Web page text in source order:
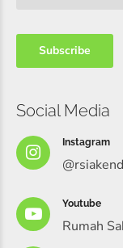
Social Media
Instagram
Youtube
Rumah